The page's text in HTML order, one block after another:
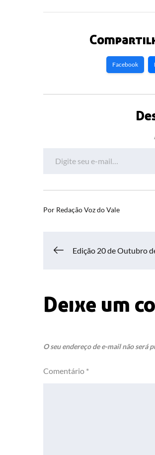
Facebook
Por Redação Voz do Vale
Post
Edição 20 de Outubro
Deixe um
O seu endereço de e-mail não será
Comentário *